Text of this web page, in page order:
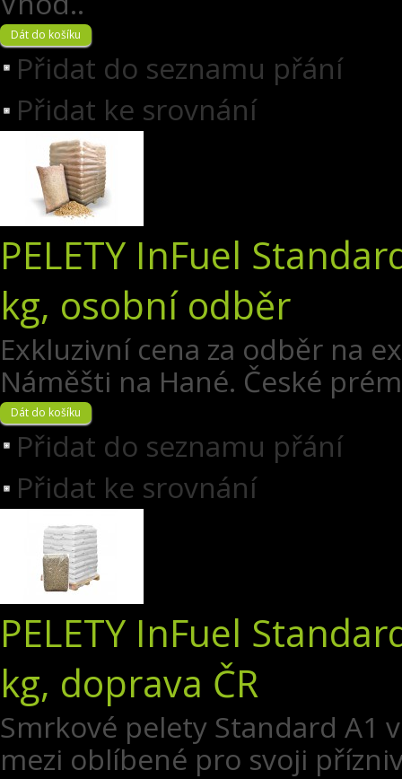
Přidat do seznamu přání
Přidat ke srovnání
PELETY InFuel
kg, osobní odběr
Exkluzivní cena za odběr na
Náměšti na Hané. České
Přidat do seznamu přání
Přidat ke srovnání
PELETY InFuel
kg, doprava ČR
​Smrkové pelety Standard A1
mezi oblíbené pro svoji